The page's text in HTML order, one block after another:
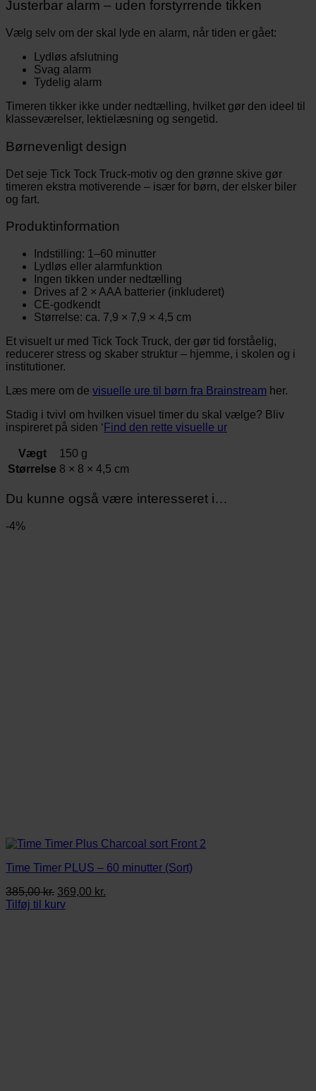
Justerbar alarm – uden forstyrrende tikken
Vælg selv om der skal lyde en alarm, når tiden er gået:
Lydløs afslutning
Svag alarm
Tydelig alarm
Timeren tikker ikke under nedtælling, hvilket gør den ideel til
klasseværelser, lektielæsning og sengetid.
Børnevenligt design
Det seje Tick Tock Truck-motiv og den grønne skive gør
timeren ekstra motiverende – især for børn, der elsker biler
og fart.
Produktinformation
Indstilling: 1–60 minutter
Lydløs eller alarmfunktion
Ingen tikken under nedtælling
Drives af 2 × AAA batterier (inkluderet)
CE-godkendt
Størrelse: ca. 7,9 × 7,9 × 4,5 cm
Et visuelt ur med Tick Tock Truck, der gør tid forståelig,
reducerer stress og skaber struktur – hjemme, i skolen og i
institutioner.
Læs mere om de visuelle ure til børn fra Brainstream her.
Stadig i tvivl om hvilken visuel timer du skal vælge? Bliv
inspireret på siden ‘ Find den rette visuelle ur
Vægt
150 g
Størrelse 8 × 8 × 4,5 cm
Du kunne også være interesseret i…
-4%
Time Timer PLUS – 60 minutter (Sort)
385,00kr. Den
oprindelige
369,00 kr.
Tilføj til kurv